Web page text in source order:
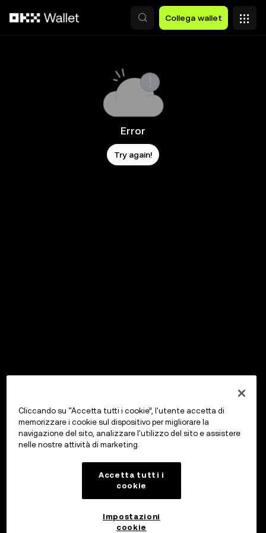
Collega wallet
Error
Try again!
Cliccando su “Accetta tutti i cookie”, l'utente accetta di
memorizzare i cookie sul dispositivo per migliorare la
navigazione del sito, analizzare l'utilizzo del sito e assistere
nelle nostre attività di marketing.
Accetta tutti i
cookie
Impostazioni
cookie